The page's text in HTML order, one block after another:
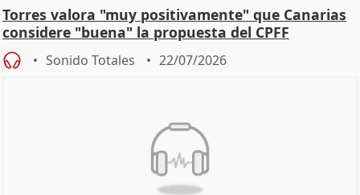
Torres valora "muy positivamente" que Canarias
considere "buena" la propuesta del CPFF
Sonido Totales 22/07/2026